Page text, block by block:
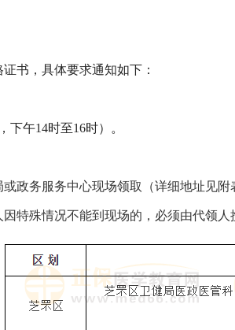
书，具体要求通知如下：
下午14时至16时） 。
政务服务中心现场领取（详细地址见附
特殊情况不能到现场的，必须由代领